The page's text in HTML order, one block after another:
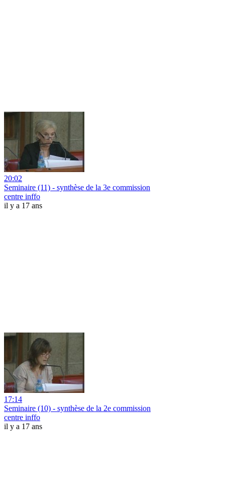
20:02
Seminaire (11) - synthèse de la 3e commission
centre inffo
il y a 17 ans
17:14
Seminaire (10) - synthèse de la 2e commission
centre inffo
il y a 17 ans